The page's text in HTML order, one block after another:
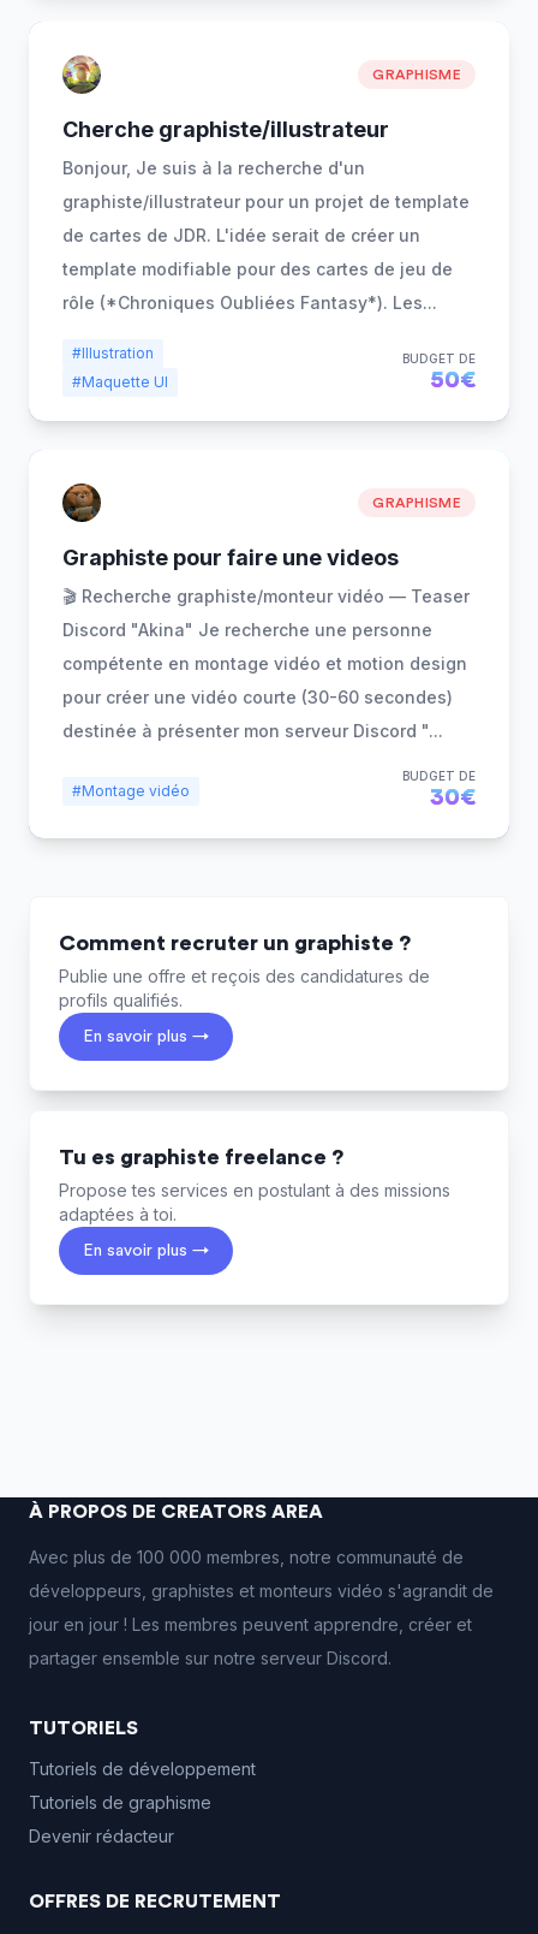
GRAPHISME
Cherche graphiste/illustrateur
Bonjour, Je suis à la recherche d'un
graphiste/illustrateur pour un projet de template
de cartes de JDR. L'idée serait de créer un
template modifiable pour des cartes de jeu de
rôle (*Chroniques Oubliées Fantasy*). Les...
#Illustration
#Maquette UI
BUDGET DE
50€
GRAPHISME
Graphiste pour faire une videos
🎬 Recherche graphiste/monteur vidéo — Teaser
Discord "Akina" Je recherche une personne
compétente en montage vidéo et motion design
pour créer une vidéo courte (30-60 secondes)
destinée à présenter mon serveur Discord "...
#Montage vidéo
BUDGET DE
30€
Comment recruter un graphiste ?
Publie une offre et reçois des candidatures de
profils qualifiés.
En savoir plus →
Tu es graphiste freelance ?
Propose tes services en postulant à des missions
adaptées à toi.
En savoir plus →
À PROPOS DE CREATORS AREA
Avec plus de 100 000 membres, notre communauté de
développeurs, graphistes et monteurs vidéo s'agrandit de
jour en jour ! Les membres peuvent apprendre, créer et
partager ensemble sur notre serveur Discord.
TUTORIELS
Tutoriels de développement
Tutoriels de graphisme
Devenir rédacteur
OFFRES DE RECRUTEMENT